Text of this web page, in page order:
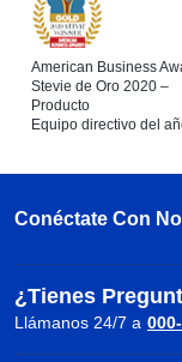
American Business
Stevie de Oro 2020 –
Producto
Equipo directivo del
Conéctate Con
¿Tienes
Llámanos 24/7 a